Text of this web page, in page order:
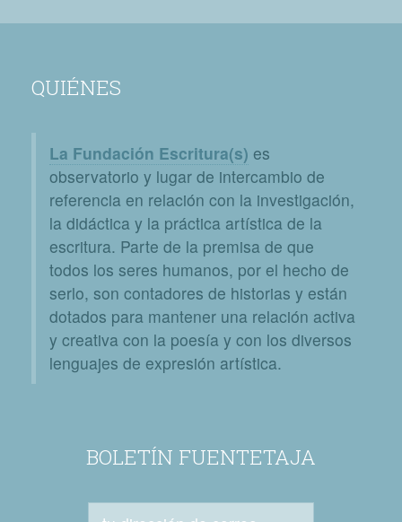
QUIÉNES
La Fundación Escritura(s) es
observatorio y lugar de intercambio de
referencia en relación con la investigación,
la didáctica y la práctica artística de la
escritura. Parte de la premisa de que
todos los seres humanos, por el hecho de
serlo, son contadores de historias y están
dotados para mantener una relación activa
y creativa con la poesía y con los diversos
lenguajes de expresión artística.
BOLETÍN FUENTETAJA